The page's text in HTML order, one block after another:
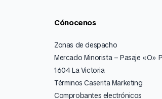
Cónocenos
Zonas de despacho
Mercado Minorista – Pasaje «O»
1604 La Victoria
Términos Caserita Marketing
Comprobantes electrónicos